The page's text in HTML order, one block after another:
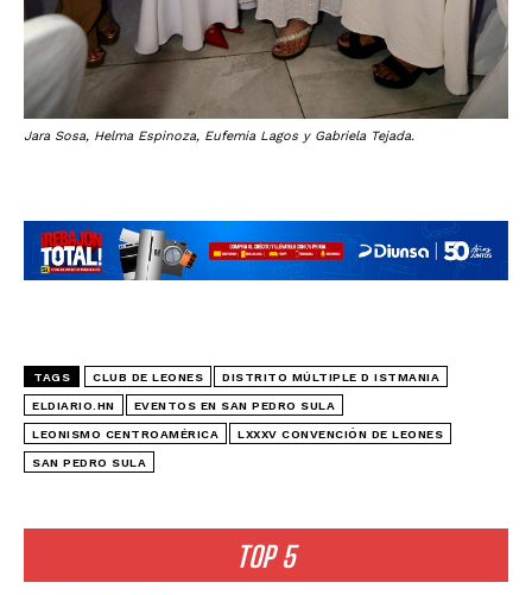
TOP 5
Jara Sosa, Helma Espinoza, Eufemia Lagos y Gabriela Tejada.
TAGS CLUB DE LEONES DISTRITO MÚLTIPLE D ISTMANIA
ELDIARIO.HN EVENTOS EN SAN PEDRO SULA
LEONISMO CENTROAMÉRICA LXXXV CONVENCIÓN DE LEONES
SAN PEDRO SULA